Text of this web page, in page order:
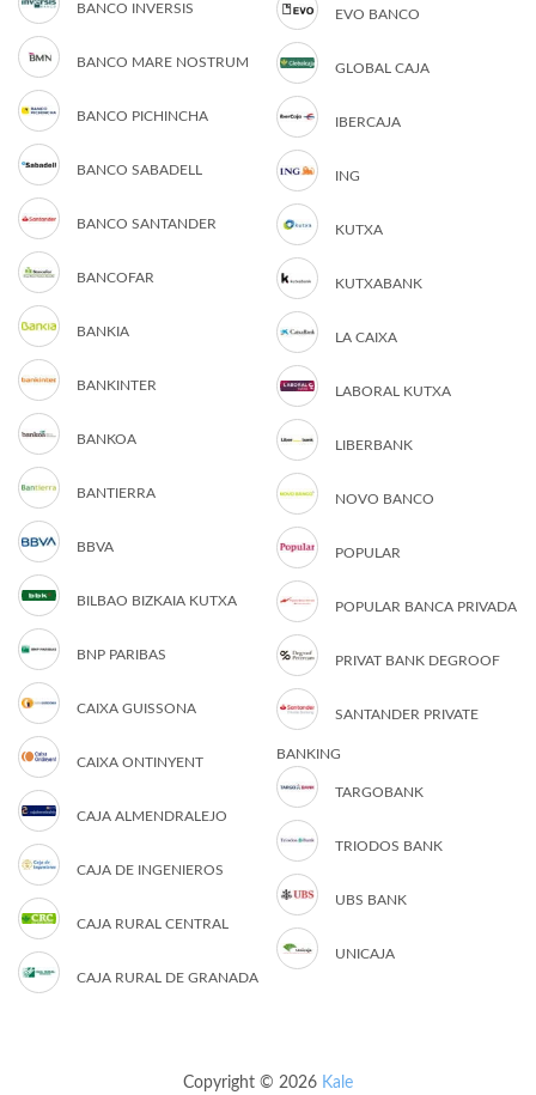
BANCO INVERSIS
BANCO MARE NOSTRUM
BANCO PICHINCHA
BANCO SABADELL
BANCO SANTANDER
BANCOFAR
BANKIA
BANKINTER
BANKOA
BANTIERRA
BBVA
BILBAO BIZKAIA KUTXA
BNP PARIBAS
CAIXA GUISSONA
CAIXA ONTINYENT
CAJA ALMENDRALEJO
CAJA DE INGENIEROS
CAJA RURAL CENTRAL
CAJA RURAL DE GRANADA
EVO BANCO
GLOBAL CAJA
IBERCAJA
ING
KUTXA
KUTXABANK
LA CAIXA
LABORAL KUTXA
LIBERBANK
NOVO BANCO
POPULAR
POPULAR BANCA PRIVADA
PRIVAT BANK DEGROOF
SANTANDER PRIVATE
BANKING
TARGOBANK
TRIODOS BANK
UBS BANK
UNICAJA
Copyright © 2026 Kale